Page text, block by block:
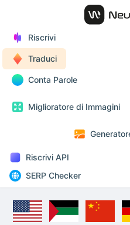
Riscrivi
Traduci
Conta Parole
Miglioratore di Immagini
Riscrivi API
SERP Checker